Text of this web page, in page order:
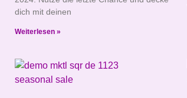
dich mit deinen
Weiterlesen »